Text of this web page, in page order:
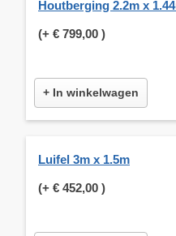
Houtberging 2.2m x
(+ € 799,00 )
+ In winkelwagen
Luifel 3m x 1.5m
(+ € 452,00 )